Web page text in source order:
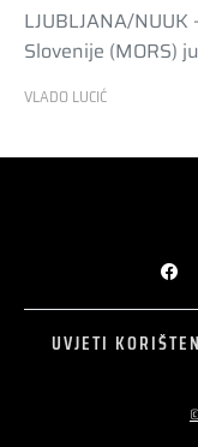
LJUBLJANA/
Slovenije (MORS)
VLADO LUCIĆ
UVJETI